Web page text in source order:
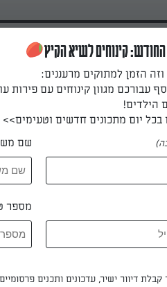
לשתייה, קינמון, מלח ומערבבים
החמאה והסוכר לתערובת תפוחה
מוסיפים וניל, רום שמנת חמוצה
קינוחים לשיא הקיץ
הזמן למתוקים מרעננים:
עבורכם מגוון קינוחים עם פירות
הילדים!
בכל יום מתכונים חדשים וטעימים>>
שם
מספר
דיוור ישיר, עדכונים ותכנים